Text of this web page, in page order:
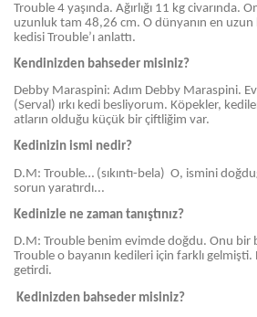
Trouble 4 yaşında. Ağırlığı 11 kg civarında.
uzunluk tam 48,26 cm. O dünyanın en
kedisi Trouble’ı anlattı.
Kendinizden bahseder misiniz?
Debby Maraspini: Adım Debby Maraspini. Ev
(Serval) ırkı kedi besliyorum. Köpekler,
atların olduğu küçük bir çiftliğim var.
Kedinizin ismi nedir?
D.M: Trouble… (sıkıntı-bela) O, ismini
sorun yaratırdı...
Kedinizle ne zaman tanıştınız?
D.M: Trouble benim evimde doğdu. Onu bir
Trouble o bayanın kedileri için farklı gelmişti.
getirdi.
Kedinizden bahseder misiniz?